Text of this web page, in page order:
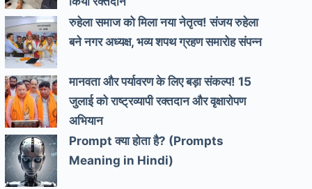
रुहेला समाज को मिला नया नेतृत्व! संजय रुहेला
बने नगर अध्यक्ष, भव्य शपथ ग्रहण समारोह संपन्न
मानवता और पर्यावरण के लिए बड़ा संकल्प! 15
जुलाई को राष्ट्रव्यापी रक्तदान और वृक्षारोपण
अभियान
Prompt क्या होता है? (Prompts
Meaning in Hindi)